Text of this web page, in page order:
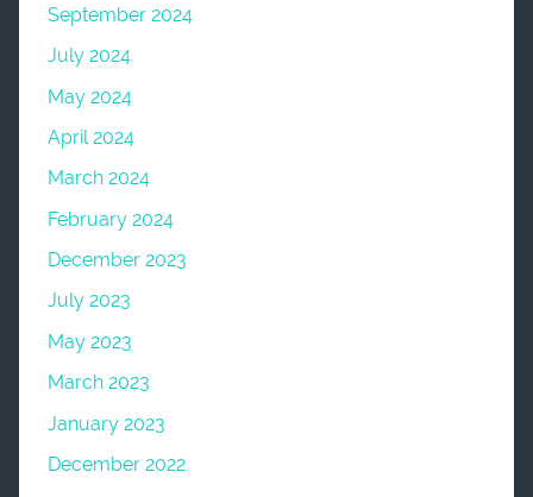
September 2024
July 2024
May 2024
April 2024
March 2024
February 2024
December 2023
July 2023
May 2023
March 2023
January 2023
December 2022